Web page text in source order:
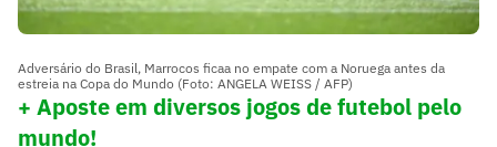
Adversário do Brasil, Marrocos ficaa no empate com a Noruega antes da
estreia na Copa do Mundo (Foto: ANGELA WEISS / AFP)
+ Aposte em diversos jogos de futebol pelo
mundo!